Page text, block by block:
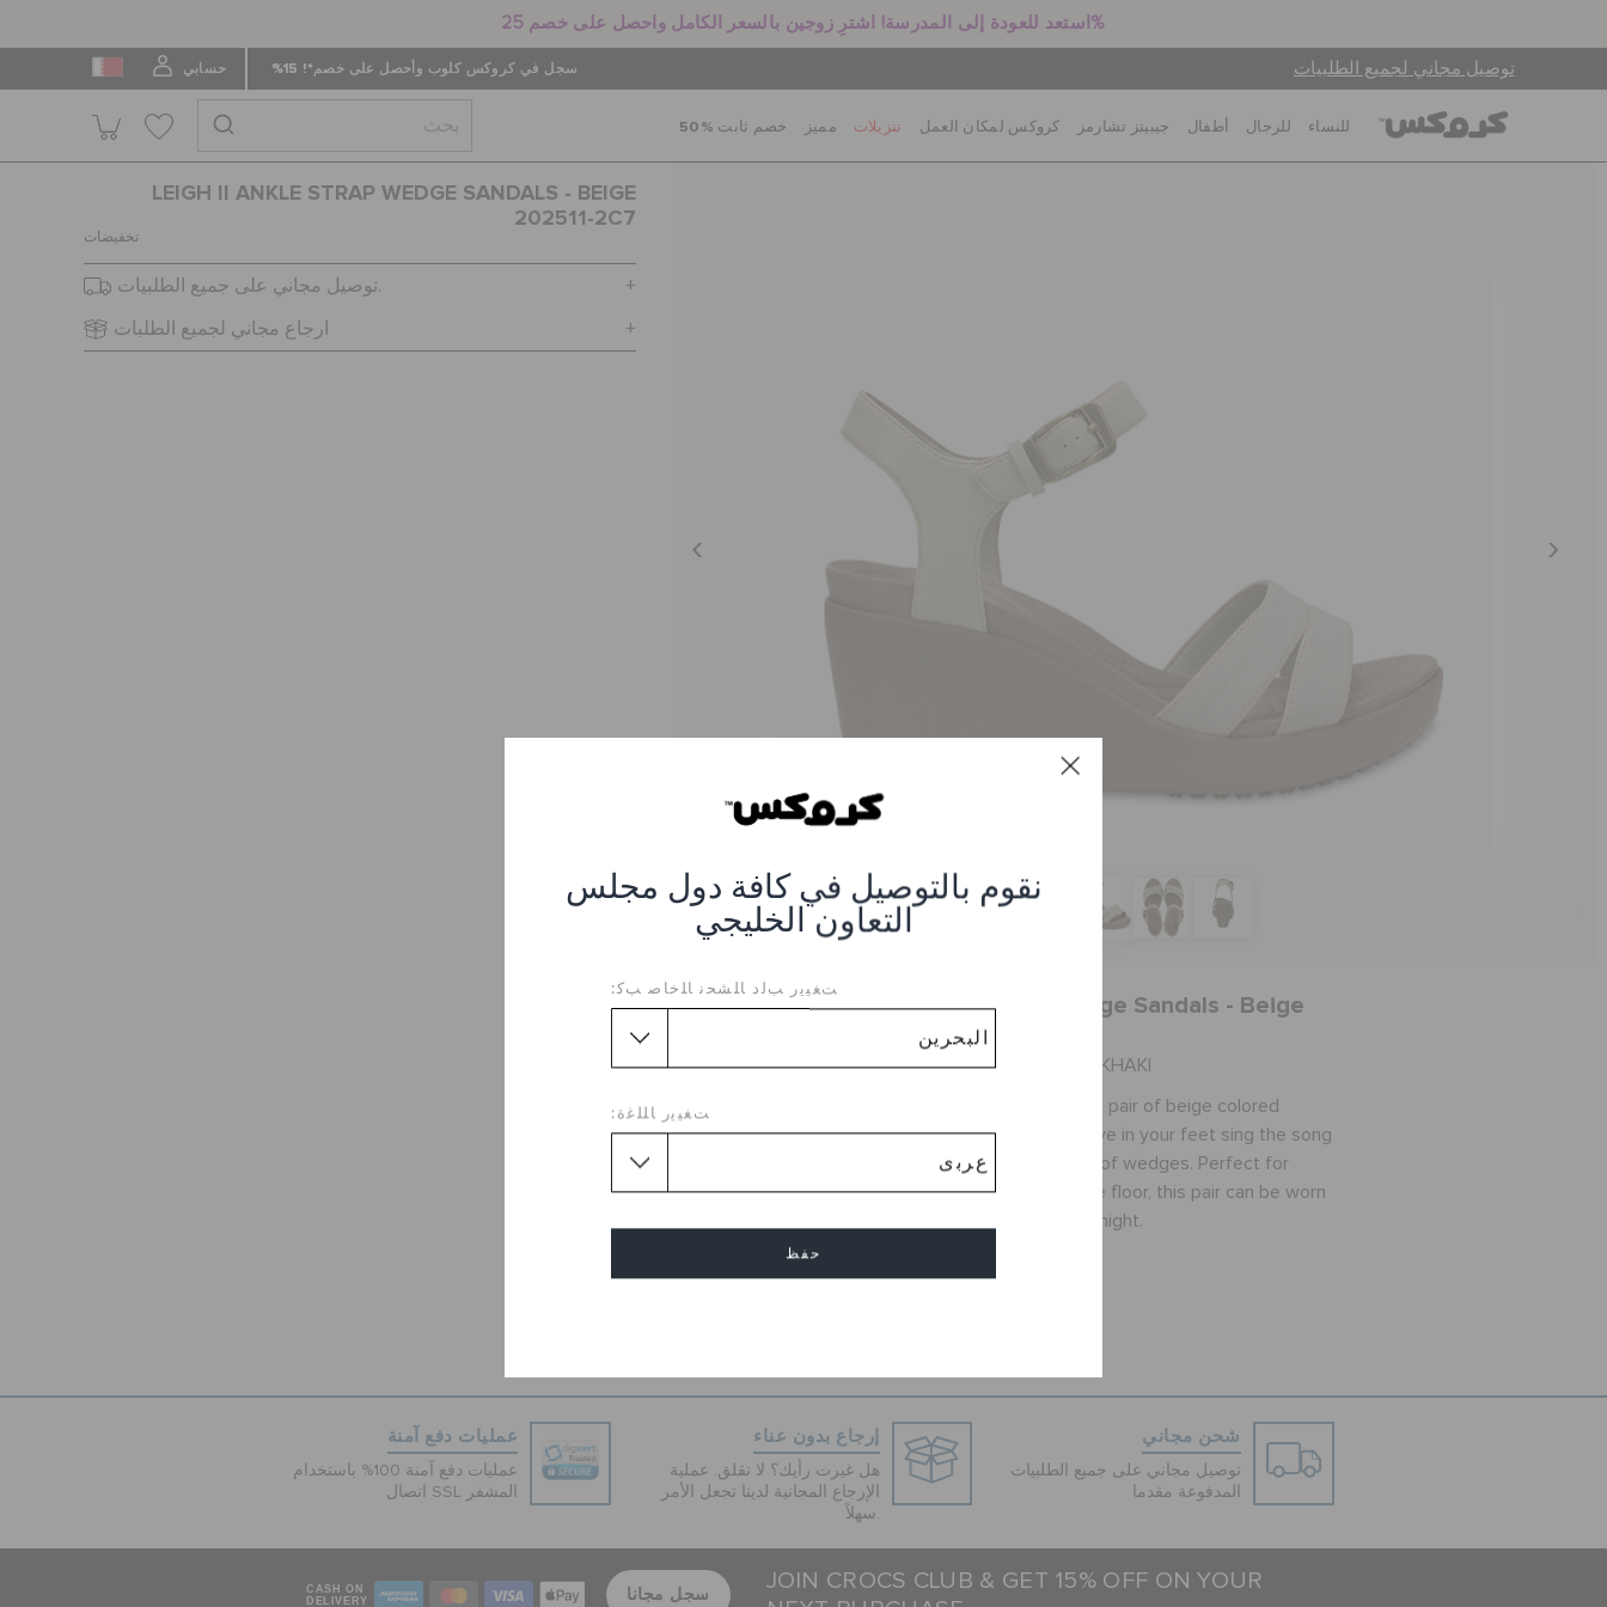
استعد للعودة إلى المدرسة! اشترِ زوجين بالسعر الكامل واحصل على خصم 25%
توصيل مجاني لجميع الطلبيات سجل في كروكس كلوب وأحصل على خصم*! 15% حسابي
نقوم بالتوصيل في كافة دول مجلس
التعاون الخليجي
ﺖﻐﻴﻳﺭ ﺐﻟﺩ ﺎﻠﺸﺤﻧ ﺎﻠﺧﺎﺻ ﺐﻛ:
ﺖﻐﻴﻳﺭ ﺎﻠﻠﻏﺓ:
حفظ
للنساء للرجال أطفال جيبيتز تشارمز كروكس لمكان العمل تنزيلات مميز خصم ثابت %50
LEIGH II ANKLE STRAP WEDGE SANDALS - BEIGE
202511-2C7
تخفيضات
توصيل مجاني على جميع الطلبيات.
ارجاع مجاني لجميع الطلبات
Leigh Ii Ankle Strap Wedge Sandals - Beige
202511-2C7
العنصر #202511-2C7-OATMEAL-KHAKI
Rule the streets as you wear this pair of beige colored
wedges by Crocs. Let every nerve in your feet sing the song
of comfort as you wear this pair of wedges. Perfect for
twisting and turning on the dance floor, this pair can be worn
with a little dress for a fun-filled night.
شحن مجاني
توصيل مجاني على جميع الطلبيات
المدفوعة مقدما
إرجاع بدون عناء
هل غيرت رأيك؟ لا تقلق. عملية
الإرجاع المجانية لدينا تجعل الأمر
سهلاً.
عمليات دفع آمنة
عمليات دفع آمنة 100% باستخدام
اتصال SSL المشفر
JOIN CROCS CLUB & GET 15% OFF ON YOUR
سجل مجانا
CASH ON
DELIVERY